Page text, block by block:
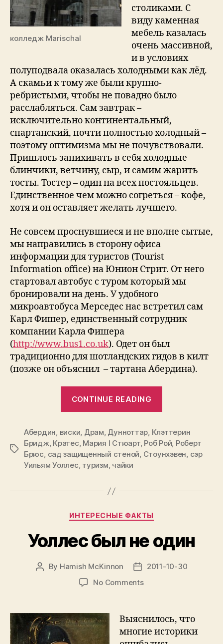
4
колледж Marischal
столиками. С
виду каменная
мебель казалась
очень массивной,
и в условиях
полуподвала оказалась холодными как лёд.
А скамьи к тому же были крупно-
ребристыми, чтобы не повадно было
расслабляться. Сам завтрак –
исключительно континентальный,
спартанский, почти полностью холодный –
поэтому оптимизма мы не почувствовали.
Пришлось запихивать в себя холодные
блинчики, ветчину, сыр, и самим жарить
тосты. Тостер – один на всех постояльцев.
Единственное чем можно согреться – кофе,
хотя и он оставляет желать лучшего.
Не совсем проснувшиеся и не вполне сытые,
мы направились в сторону офиса
информации для туристов (Tourist
Information office) на Юнион Стрит. От него
стартовал автобус с туром который мы
бронировали на день. У удобного
микроавтобуса Мерседес нас встретил сам
Карл Фишер, единственный сотрудник
компании Карла Фишера
(http://www.bus1.co.uk). Одет он был
традиционно для шотландских гидов в килт
(позже он объяснил – тартана Абердина).
CONTINUE READING
Драм,
Кратес,
Дунноттар,
Пляж
Абердина,
день
Tags
Абердин, виски, Драм, Дунноттар, Клэттерин
Бридж, Кратес, Мария I Стюарт, Роб Рой, Роберт
Брюс, сад защищенный стеной, Стоунхэвен, сэр
Уильям Уоллес, туризм, чайки
Categories
ИНТЕРЕСНЫЕ ФАКТЫ
Уоллес был не один
Post
By Hamish McKinnon
Post2011-10-30
No Commentson
Выяснилось, что
многие историки